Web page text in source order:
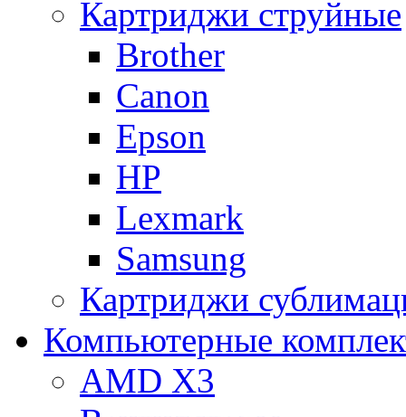
Картриджи струйные
Brother
Canon
Epson
HP
Lexmark
Samsung
Картриджи
Компьютерные
AMD X3